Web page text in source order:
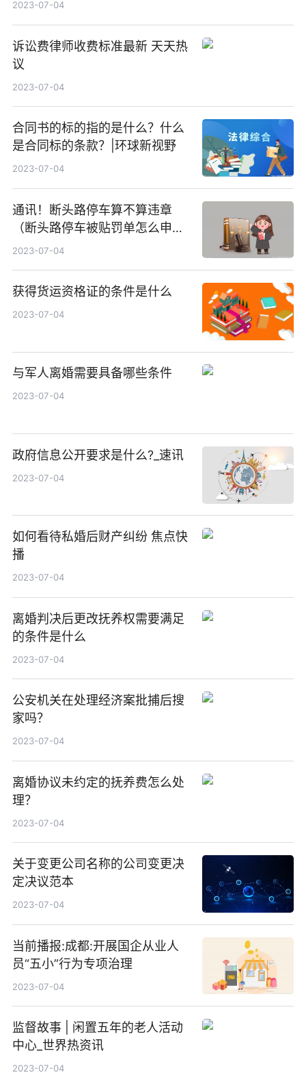
2023-07-04
诉讼费律师收费标准最新 天天热
议
2023-07-04
合同书的标的指的是什么？什么
是合同标的条款？|环球新视野
2023-07-04
通讯！断头路停车算不算违章
（断头路停车被贴罚单怎么申
诉）
2023-07-04
获得货运资格证的条件是什么
2023-07-04
与军人离婚需要具备哪些条件
2023-07-04
政府信息公开要求是什么?_速讯
2023-07-04
如何看待私婚后财产纠纷 焦点快
播
2023-07-04
离婚判决后更改抚养权需要满足
的条件是什么
2023-07-04
公安机关在处理经济案批捕后搜
家吗？
2023-07-04
离婚协议未约定的抚养费怎么处
理？
2023-07-04
关于变更公司名称的公司变更决
定决议范本
2023-07-04
当前播报:成都:开展国企从业人
员“五小”行为专项治理
2023-07-04
监督故事 | 闲置五年的老人活动
中心_世界热资讯
2023-07-04